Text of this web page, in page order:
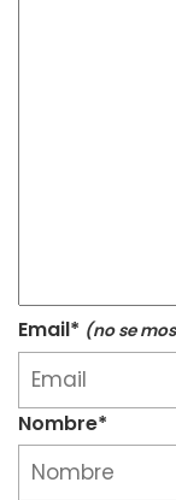
Email* (no se
Nombre*